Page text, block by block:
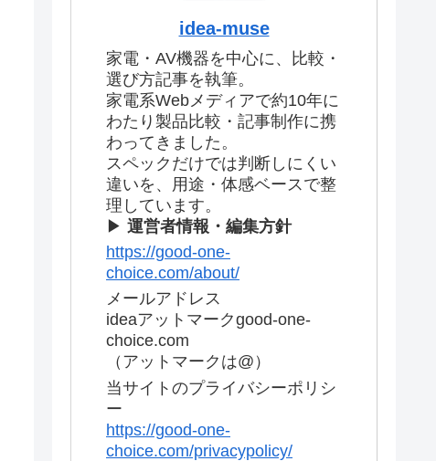
idea-muse
家電・AV機器を中心に、比較・
選び方記事を執筆。
家電系Webメディアで約10年に
わたり製品比較・記事制作に携
わってきました。
スペックだけでは判断しにくい
違いを、用途・体感ベースで整
理しています。
▶ 運営者情報・編集方針
https://good-one-
choice.com/about/
メールアドレス
ideaアットマークgood-one-
choice.com
（アットマークは@）
当サイトのプライバシーポリシ
ー
https://good-one-
choice.com/privacypolicy/